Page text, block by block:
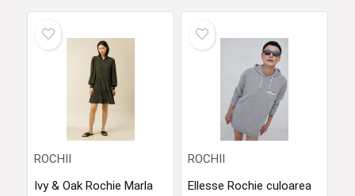
ROCHII
Ivy & Oak Rochie Marla
ROCHII
Ellesse Rochie culoarea